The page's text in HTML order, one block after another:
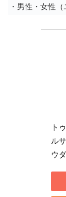
・ 男性・女性（
ト
ル
ウ